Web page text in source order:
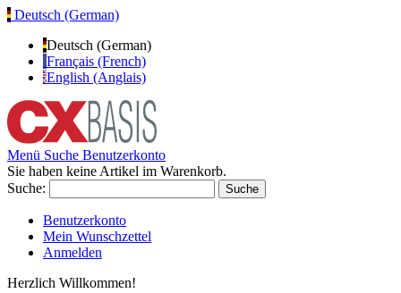
Deutsch (German)
Deutsch (German)
Français (French)
English (Anglais)
Menü Suche Benutzerkonto
Sie haben keine Artikel im Warenkorb.
Suche:
Suche
Benutzerkonto
Mein Wunschzettel
Anmelden
Herzlich Willkommen!